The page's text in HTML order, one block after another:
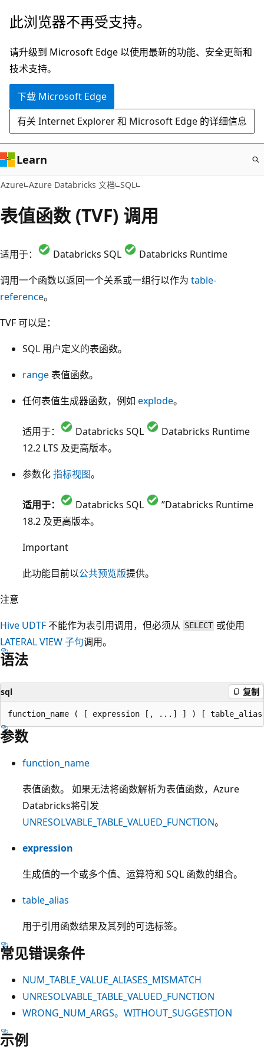
跳
主
要
内
此浏览器不再受支持。
请升级到 Microsoft Edge 以使用最新的功能、安全更新和
技术支持。
下载 Microsoft Edge
有关 Internet Explorer 和 Microsoft Edge 的详细信息
Learn
Azure Azure Databricks 文档 SQL
表值函数 (TVF) 调用
适用于： Databricks SQL
Databricks Runtime
调用一个函数以返回一个关系或一组行以作为 table-
reference。
TVF 可以是：
SQL 用户定义的表函数。
range表值函数。
任何表值生成器函数，例如 explode。
适用于： Databricks SQL
Databricks Runtime
12.2 LTS 及更高版本。
参数化指标视图。
适用于： Databricks SQL
”Databricks Runtime
18.2 及更高版本。
Important
此功能目前以公共预览版提供。
注意
Hive UDTF 不能作为表引用调用，但必须从 SELECT 或使用
LATERAL VIEW 子句调用。
语法
sql 复制
参数
function_name
表值函数。 如果无法将函数解析为表值函数，Azure
Databricks将引发
UNRESOLVABLE_TABLE_VALUED_FUNCTION。
expression
生成值的一个或多个值、运算符和 SQL 函数的组合。
table_alias
用于引用函数结果及其列的可选标签。
常见错误条件
NUM_TABLE_VALUE_ALIASES_MISMATCH
UNRESOLVABLE_TABLE_VALUED_FUNCTION
WRONG_NUM_ARGS。WITHOUT_SUGGESTION
示例